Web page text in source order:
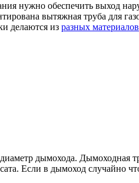
нужно обеспечить выход
вытяжная труба для
делаются из разных материалов
дымохода. Дымоходная
Если в дымоход случайно